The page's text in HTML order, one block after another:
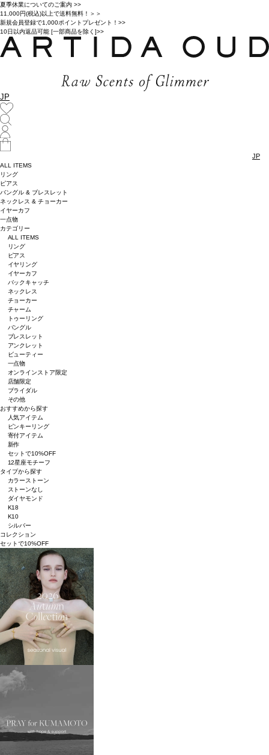
夏季休業についてのご案内 >>
11,000円(税込)以上で送料無料！＞＞
新規会員登録で1,000ポイントプレゼント！>>
10日以内返品可能 [一部商品を除く]>>
JP
JP
ALL ITEMS
リング
ピアス
バングル & ブレスレット
ネックレス & チョーカー
イヤーカフ
一点物
カテゴリー
ALL ITEMS
リング
ピアス
イヤリング
イヤーカフ
バックキャッチ
ネックレス
チョーカー
チャーム
トゥーリング
バングル
ブレスレット
アンクレット
ビューティー
一点物
オンラインストア限定
店舗限定
ブライダル
その他
おすすめから探す
人気アイテム
ピンキーリング
寄付アイテム
新作
セットで10%OFF
12星座モチーフ
タイプから探す
カラーストーン
ストーンなし
ダイヤモンド
K18
K10
シルバー
コレクション
セットで10%OFF